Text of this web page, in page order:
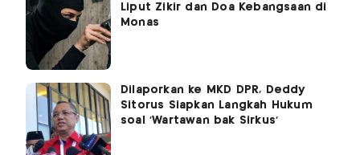
Liput Zikir dan Doa Kebangsaan di
Monas
Dilaporkan ke MKD DPR, Deddy
Sitorus Siapkan Langkah Hukum
soal 'Wartawan bak Sirkus'